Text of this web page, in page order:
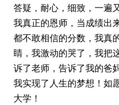
答疑，耐心，细致，一遍
我真正的恩师，当成绩出
都不敢相信的分数，我真
睛，我激动的哭了，我把
诉了老师，告诉了我的爸
我实现了人生的梦想！如
大学！